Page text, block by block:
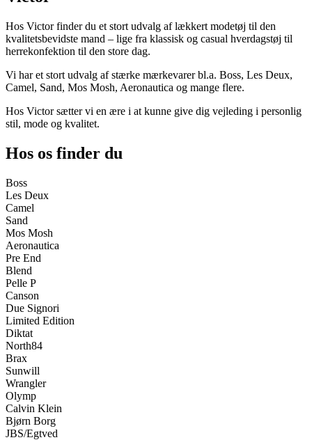
Hos Victor finder du et stort udvalg af lækkert modetøj til den
kvalitetsbevidste mand – lige fra klassisk og casual hverdagstøj til
herrekonfektion til den store dag.
Vi har et stort udvalg af stærke mærkevarer bl.a. Boss, Les Deux,
Camel, Sand, Mos Mosh, Aeronautica og mange flere.
Hos Victor sætter vi en ære i at kunne give dig vejleding i personlig
stil, mode og kvalitet.
Hos os finder du
Boss
Les Deux
Camel
Sand
Mos Mosh
Aeronautica
Pre End
Blend
Pelle P
Canson
Due Signori
Limited Edition
Diktat
North84
Brax
Sunwill
Wrangler
Olymp
Calvin Klein
Bjørn Borg
JBS/Egtved